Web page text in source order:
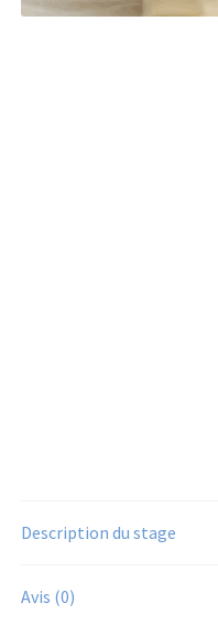
Description du stage
Avis (0)